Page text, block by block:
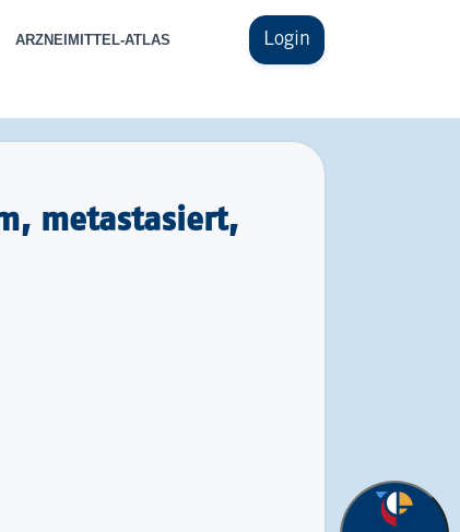
Login
ARZNEIMITTEL-ATLAS
metastasiert,